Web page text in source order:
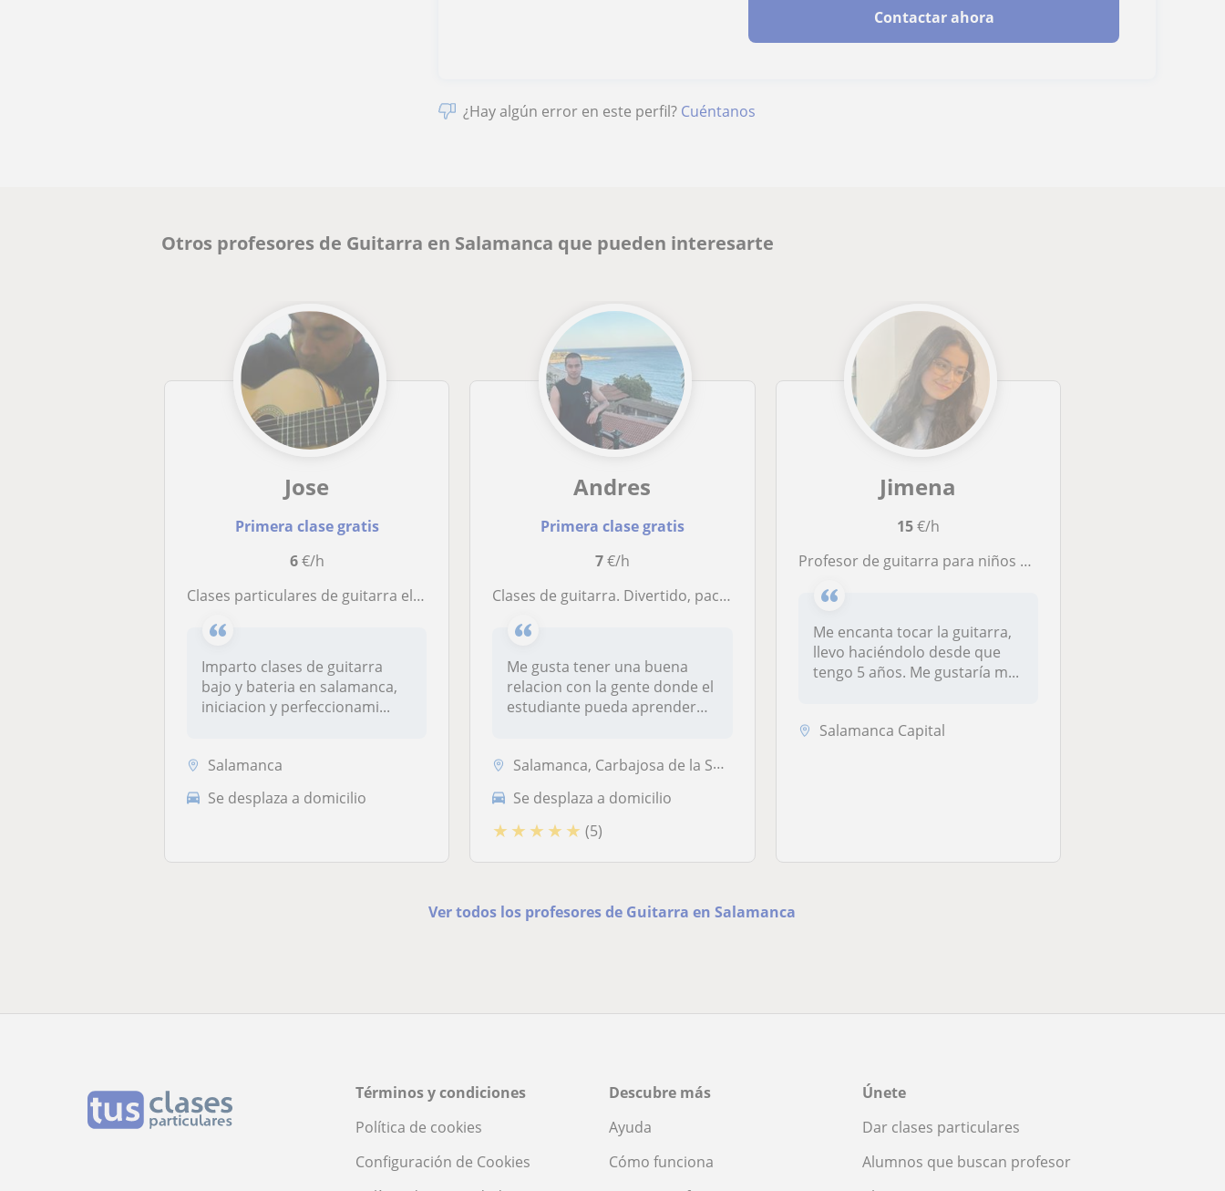
Contactar ahora
¿Hay algún error en este perfil? Cuéntanos
Otros profesores de Guitarra en Salamanca que pueden interesarte
Jose
Primera clase gratis
6€/h
clases particulares de guitarra elctrica, acustica, española, bajo y bateria
Imparto clases de guitarra
bajo y bateria en salamanca,
iniciacion y perfeccionami...
Salamanca
Se desplaza a domicilio
Andres
Primera clase gratis
7€/h
Clases de guitarra. Divertido, paciente, simpático y pasionado por la música
Me gusta tener una buena
relacion con la gente donde el
estudiante pueda aprender
Salamanca, Carbajosa de la Sagrada, Santa Marta de Tormes, Villamayor
Se desplaza a domicilio
★ ★ ★ ★ ★ (5)
Jimena
15€/h
Profesor de guitarra para niños y adultos con ningún nivel o nivel básico.
Me encanta tocar la guitarra,
llevo haciéndolo desde que
tengo 5 años. Me gustaría m...
Salamanca Capital
Ver todos los profesores de Guitarra en Salamanca
Términos y condiciones
Política de cookies
Configuración de Cookies
Descubre más
Ayuda
Cómo funciona
Únete
Dar clases particulares
Alumnos que buscan profesor